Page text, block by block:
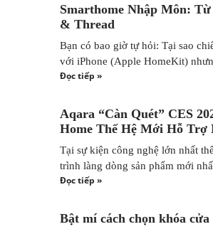
Smarthome Nhập Môn:
& Thread
Bạn có bao giờ tự hỏi: Tại sao
với iPhone (Apple HomeKit)
Đọc tiếp »
Aqara “Càn Quét” CES
Home Thế Hệ Mới Hỗ
Tại sự kiện công nghệ lớn nhất
trình làng dòng sản phẩm mới
Đọc tiếp »
Bật mí cách chọn khóa